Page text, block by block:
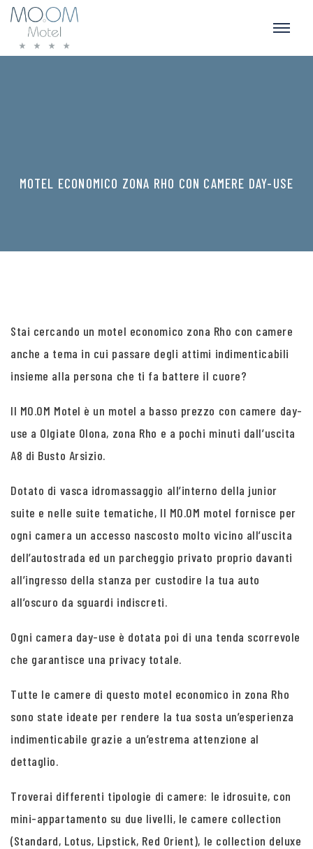
MOTEL ECONOMICO ZONA RHO CON CAMERE DAY-USE
Stai cercando un motel economico zona Rho con camere
anche a tema in cui passare degli attimi indimenticabili
insieme alla persona che ti fa battere il cuore?
Il MO.OM Motel è un motel a basso prezzo con camere day-
use a Olgiate Olona, zona Rho e a pochi minuti dall’uscita
A8 di Busto Arsizio.
Dotato di vasca idromassaggio all’interno della junior
suite e nelle suite tematiche, Il MO.OM motel fornisce per
ogni camera un accesso nascosto molto vicino all’uscita
dell’autostrada ed un parcheggio privato proprio davanti
all’ingresso della stanza per custodire la tua auto
all’oscuro da sguardi indiscreti.
Ogni camera day-use è dotata poi di una tenda scorrevole
che garantisce una privacy totale.
Tutte le camere di questo motel economico in zona Rho
sono state ideate per rendere la tua sosta un’esperienza
indimenticabile grazie a un’estrema attenzione al
dettaglio.
Troverai differenti tipologie di camere: le idrosuite, con
mini-appartamento su due livelli, le camere collection
(Standard, Lotus, Lipstick, Red Orient), le collection deluxe